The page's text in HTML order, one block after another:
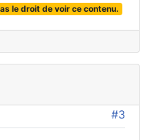
le droit de voir ce contenu.
#3